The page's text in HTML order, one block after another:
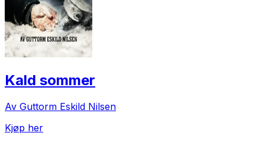
Kald sommer
Av Guttorm Eskild Nilsen
Kjøp her